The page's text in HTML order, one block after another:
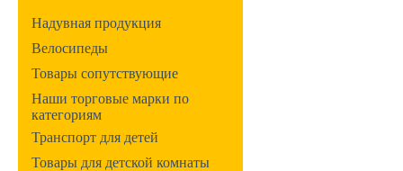
Надувная продукция
Велосипеды
Товары сопутствующие
Наши торговые марки по
категориям
Транспорт для детей
Товары для детской комнаты